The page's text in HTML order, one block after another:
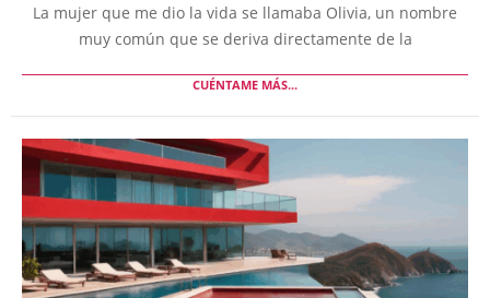
La mujer que me dio la vida se llamaba Olivia, un nombre
muy común que se deriva directamente de la
CUÉNTAME MÁS...